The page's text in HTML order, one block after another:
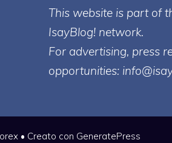
This website is part of
IsayBlog! network.
For advertising, press
opportunities:
• Creato con GeneratePress